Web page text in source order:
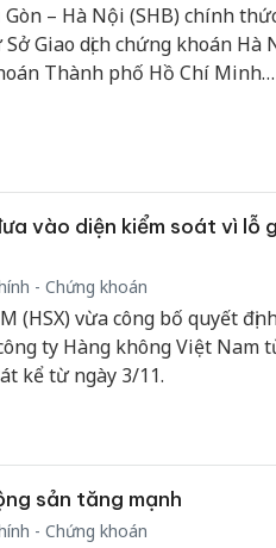
– Hà Nội (SHB) chính
Giao dịch chứng khoán Hà
Thành phố Hồ Chí Minh
vào diện kiểm soát vì lỗ
- Chứng khoán
(HSX) vừa công bố quyết
ty Hàng không Việt Nam
kể từ ngày 3/11.
sản tăng mạnh
- Chứng khoán